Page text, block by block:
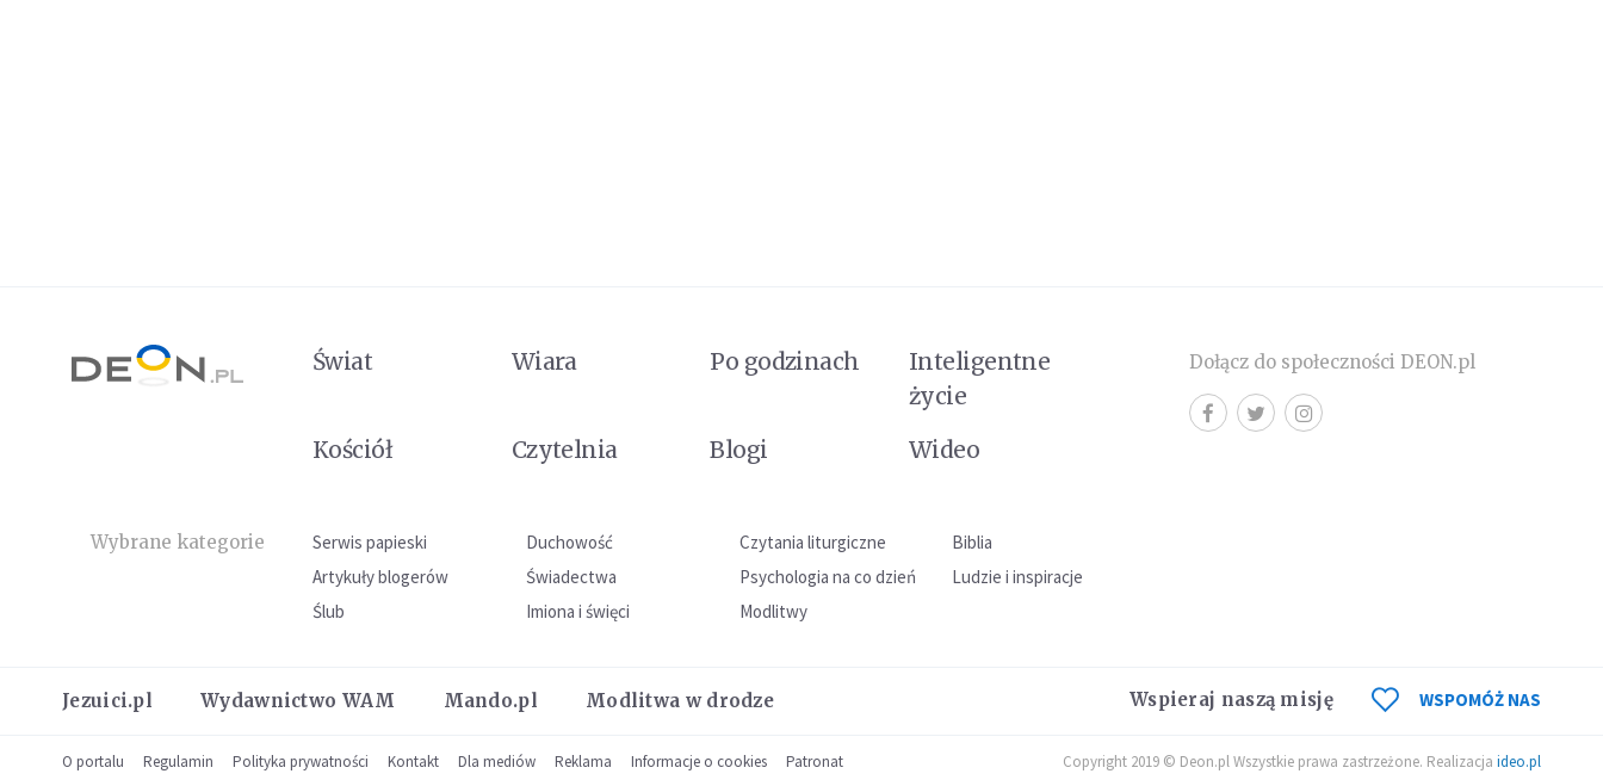
Świat Wiara Po godzinach
Inteligentne
życie
Kościół
Czytelnia Blogi Wideo
Wybrane kategorie Serwis papieski Duchowość Czytania liturgiczne
Biblia
Artykuły blogerów
Świadectwa Psychologia na co dzień
Ludzie i inspiracje
Ślub
Imiona i święci Modlitwy
Dołącz do społeczności DEON.pl
Jezuici.pl Wydawnictwo WAM Mando.pl Modlitwa w drodze Wspieraj naszą misję WSPOMÓŻ NAS
O portalu Regulamin Polityka prywatności Kontakt Dla mediów Reklama Informacje o cookies Patronat Copyright 2019 © Deon.pl Wszystkie prawa zastrzeżone. Realizacja ideo.pl